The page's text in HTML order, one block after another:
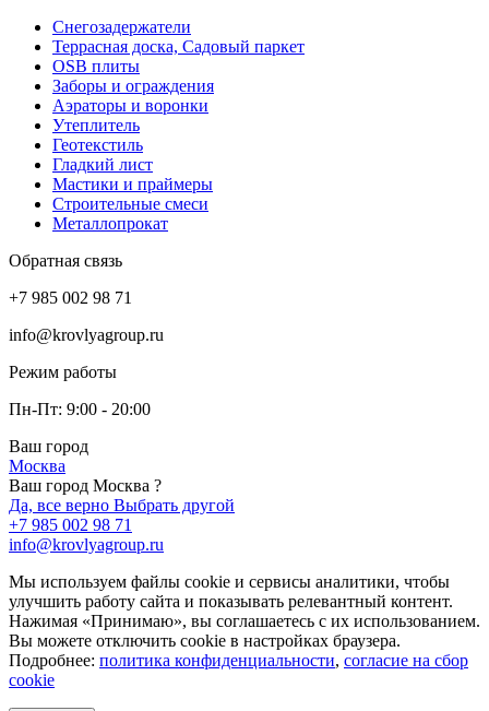
Снегозадержатели
Террасная доска, Садовый паркет
OSB плиты
Заборы и ограждения
Аэраторы и воронки
Утеплитель
Геотекстиль
Гладкий лист
Мастики и праймеры
Строительные смеси
Металлопрокат
Обратная связь
+7 985 002 98 71
info@krovlyagroup.ru
Режим работы
Пн-Пт: 9:00 - 20:00
Ваш город
Москва
Ваш город Москва ?
Да, все верно Выбрать другой
+7 985 002 98 71
info@krovlyagroup.ru
Мы используем файлы cookie и сервисы аналитики, чтобы
улучшить работу сайта и показывать релевантный контент.
Нажимая «Принимаю», вы соглашаетесь с их использованием.
Вы можете отключить cookie в настройках браузера.
Подробнее: политика конфиденциальности, согласие на сбор
cookie